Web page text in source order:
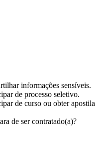
informações sensíveis.
de processo seletivo.
de curso ou obter apostila
de ser contratado(a)?